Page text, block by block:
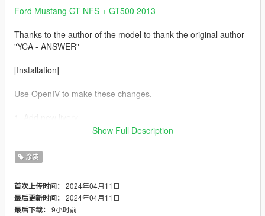
Ford Mustang GT NFS + GT500 2013
Thanks to the author of the model to thank the original author
"YCA - ANSWER"
[Installation]
Use OpenIV to make these changes.
V\update\x64\dlcpacks\mustang\dlc.rpf\x64\vehicles.rpf\
T-Shirt
Show Full Description
涂装
首次上传时间： 2024年04月11日
最后更新时间： 2024年04月11日
最后下载： 9小时前